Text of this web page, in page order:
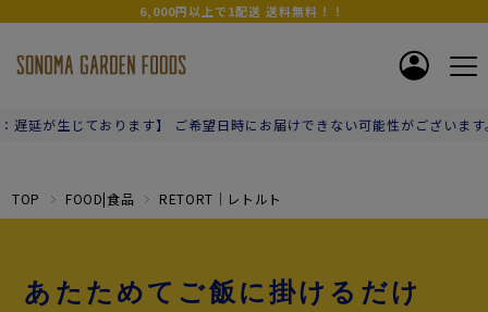
6,000円以上で1配送 送料無料！！
希望日時にお届けできない可能性がございます。ご容赦お願いいたしま
TOP FOOD|食品 RETORT｜レトルト
あたためてご飯に掛けるだけ